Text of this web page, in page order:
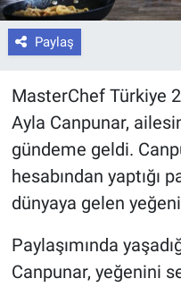
Paylaş
MasterChef Türkiye
Ayla Canpunar,
gündeme geldi.
hesabından yaptığı
dünyaya gelen
Paylaşımında
Canpunar, yeğenini